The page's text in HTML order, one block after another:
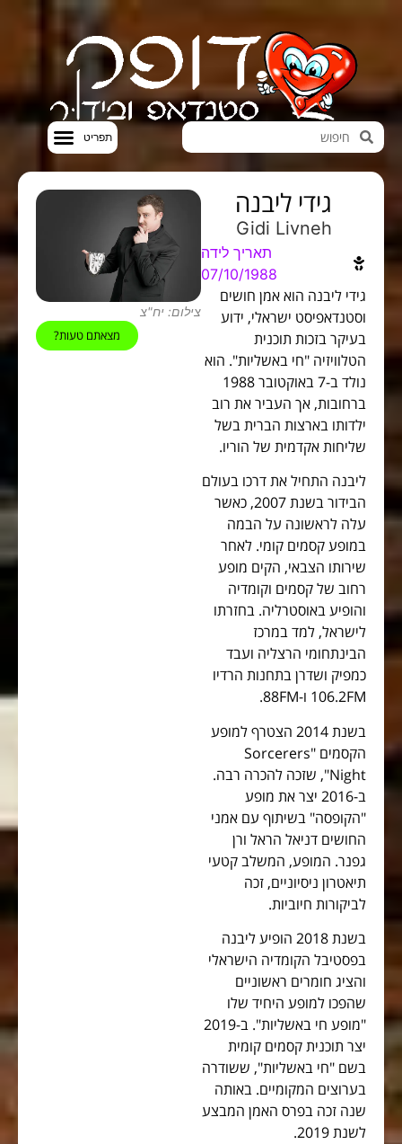
גידי ליבנה
Gidi Livneh
תאריך לידה
07/10/1988
גידי ליבנה הוא אמן חושים
וסטנדאפיסט ישראלי, ידוע
בעיקר בזכות תוכנית
הטלוויזיה "חי באשליות". הוא
נולד ב-7 באוקטובר 1988
ברחובות, אך העביר את רוב
ילדותו בארצות הברית בשל
שליחות אקדמית של הוריו.
ליבנה התחיל את דרכו בעולם
הבידור בשנת 2007, כאשר
עלה לראשונה על הבמה
במופע קסמים קומי. לאחר
שירותו הצבאי, הקים מופע
רחוב של קסמים וקומדיה
והופיע באוסטרליה. בחזרתו
לישראל, למד במרכז
הבינתחומי הרצליה ועבד
כמפיק ושדרן בתחנות הרדיו
106.2FM ו-88FM.
בשנת 2014 הצטרף למופע
הקסמים "Sorcerers
Night", שזכה להכרה רבה.
ב-2016 יצר את מופע
"הקופסה" בשיתוף עם אמני
החושים דניאל הראל ורן
גפנר. המופע, המשלב קטעי
תיאטרון ניסיוניים, זכה
לביקורות חיוביות.
בשנת 2018 הופיע ליבנה
בפסטיבל הקומדיה הישראלי
והציג חומרים ראשוניים
שהפכו למופע היחיד שלו
"מופע חי באשליות". ב-2019
יצר תוכנית קסמים קומית
בשם "חי באשליות", ששודרה
בערוצים המקומיים. באותה
שנה זכה בפרס האמן המבצע
לשנת 2019.
צילום: יח"צ
מצאתם טעות?